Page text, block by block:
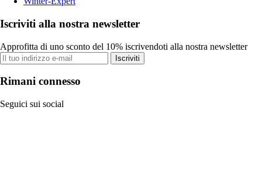
Iscriviti alla nostra newsletter
Approfitta di uno sconto del 10% iscrivendoti alla nostra newsletter
Iscriviti
Rimani connesso
Seguici sui social